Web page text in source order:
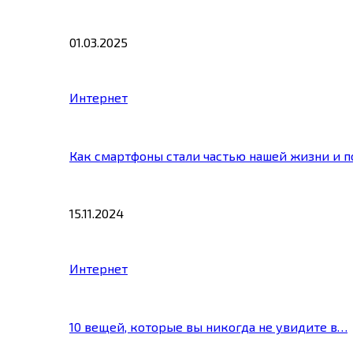
01.03.2025
Интернет
Как смартфоны стали частью нашей жизни и
15.11.2024
Интернет
10 вещей, которые вы никогда не увидите в…